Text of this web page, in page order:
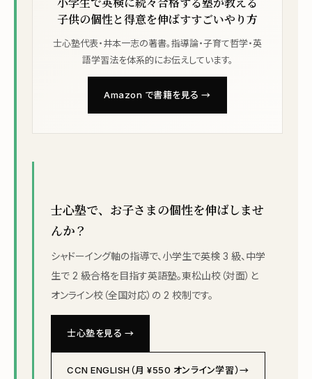
子供の個性と得意を伸ばすすごいやり方
士心塾代表・井本一志の著書。指導論・子育て哲学・英
語学習法を体系的にお伝えしています。
Amazon で書籍を見る →
士心塾で、お子さまの個性を伸ばしませ
んか？
シャドーイング軸の指導で、小学生で英検 3 級、中学
生で 2 級合格を目指す英語塾。東松山校（対面）と
オンライン校（全国対応）の 2 校制です。
士心塾を見る →
CCN ENGLISH（月 ¥550 オンライン学習）→